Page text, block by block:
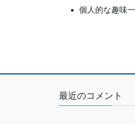
個人的な趣味
最近のコメント